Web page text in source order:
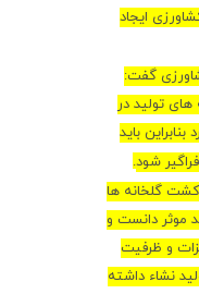
ایجاد
گفت:
تولید در
باید
شود.
گلخانه ها
موثر دانست و
و ظرفیت
نشاء داشته